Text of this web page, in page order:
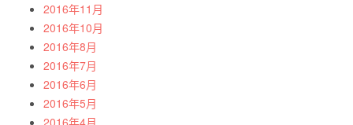
2016年11月
2016年10月
2016年8月
2016年7月
2016年6月
2016年5月